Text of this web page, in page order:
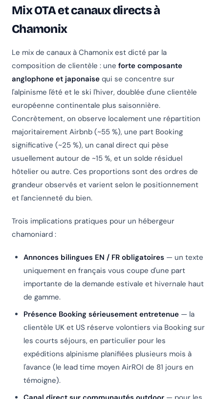
Mix OTA et canaux directs à
Chamonix
Le mix de canaux à Chamonix est dicté par la
composition de clientèle : une forte composante
anglophone et japonaise qui se concentre sur
l'alpinisme l'été et le ski l'hiver, doublée d'une clientèle
européenne continentale plus saisonnière.
Concrètement, on observe localement une répartition
majoritairement Airbnb (~55 %), une part Booking
significative (~25 %), un canal direct qui pèse
usuellement autour de ~15 %, et un solde résiduel
hôtelier ou autre. Ces proportions sont des ordres de
grandeur observés et varient selon le positionnement
et l'ancienneté du bien.
Trois implications pratiques pour un hébergeur
chamoniard :
Annonces bilingues EN / FR obligatoires — un texte
uniquement en français vous coupe d'une part
importante de la demande estivale et hivernale haut
de gamme.
Présence Booking sérieusement entretenue — la
clientèle UK et US réserve volontiers via Booking sur
les courts séjours, en particulier pour les
expéditions alpinisme planifiées plusieurs mois à
l'avance (le lead time moyen AirROI de 81 jours en
témoigne).